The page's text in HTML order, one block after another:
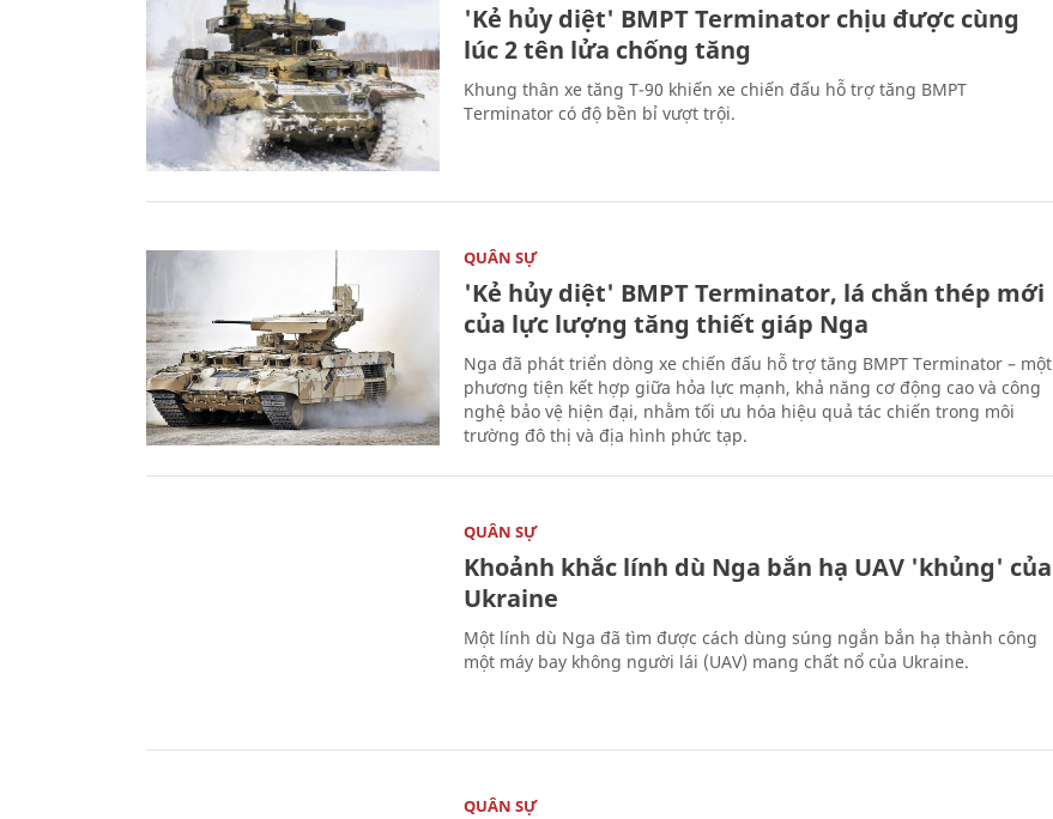
'Kẻ hủy diệt' BMPT Terminator chịu được cùng
lúc 2 tên lửa chống tăng
Khung thân xe tăng T-90 khiến xe chiến đấu hỗ trợ tăng BMPT
Terminator có độ bền bỉ vượt trội.
QUÂN SỰ
'Kẻ hủy diệt' BMPT Terminator, lá chắn thép mới
của lực lượng tăng thiết giáp Nga
Nga đã phát triển dòng xe chiến đấu hỗ trợ tăng BMPT Terminator – một
phương tiện kết hợp giữa hỏa lực mạnh, khả năng cơ động cao và công
nghệ bảo vệ hiện đại, nhằm tối ưu hóa hiệu quả tác chiến trong môi
trường đô thị và địa hình phức tạp.
QUÂN SỰ
Khoảnh khắc lính dù Nga bắn hạ UAV 'khủng' của
Ukraine
Một lính dù Nga đã tìm được cách dùng súng ngắn bắn hạ thành công
một máy bay không người lái (UAV) mang chất nổ của Ukraine.
QUÂN SỰ